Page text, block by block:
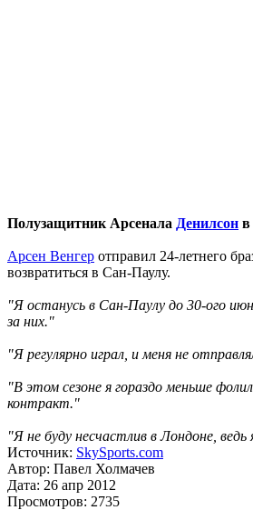
Полузащитник Арсенала Денилсон в
Арсен Венгер отправил 24-летнего
возвратиться в Сан-Паулу.
"Я останусь в Сан-Паулу до 30-ого
за них."
"Я регулярно играл, и меня не
"В этом сезоне я гораздо меньше
контракт."
"Я не буду несчастлив в Лондоне, ведь
Источник: SkySports.com
Автор: Павел Холмачев
Дата: 26 апр 2012
Просмотров: 2735